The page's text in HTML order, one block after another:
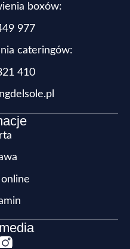
boxów:
977
cateringów:
410